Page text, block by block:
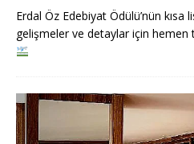
Erdal Öz Edebiyat Ödülü’nün kısa
gelişmeler ve detaylar için hemen